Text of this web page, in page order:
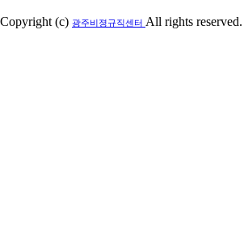
Copyright (c) 광주비졍규직센터 All rights reserved.